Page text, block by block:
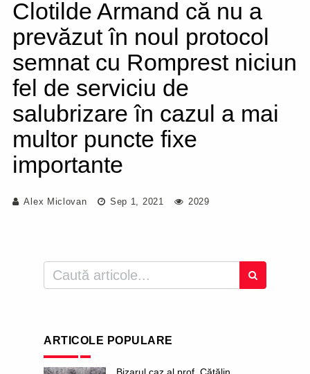
Clotilde Armand că nu a
prevăzut în noul protocol
semnat cu Romprest niciun
fel de serviciu de
salubrizare în cazul a mai
multor puncte fixe
importante
Alex Miclovan Sep 1, 2021 2029
ARTICOLE POPULARE